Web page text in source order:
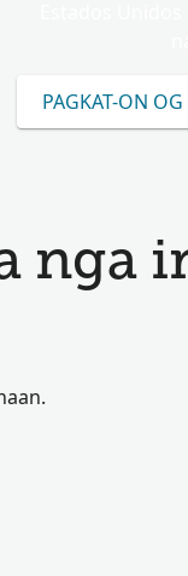
PAGKAT-ON OG
nga